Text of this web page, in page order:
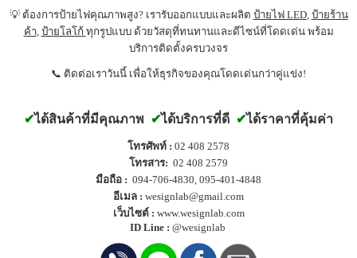
💡 ต้องการป้ายไฟคุณภาพสูง? เรารับออกแบบและผลิต ป้ายไฟ LED, ป้ายร้าน
ค้า, ป้ายโลโก้ ทุกรูปแบบ ด้วยวัสดุที่ทนทานและดีไซน์ที่โดดเด่น พร้อม
บริการติดตั้งครบวงจร
📞 ติดต่อเราวันนี้ เพื่อให้ธุรกิจของคุณโดดเด่นกว่าคู่แข่ง!
✔ได้สินค้าที่มีคุณภาพ ✔ได้บริการที่ดี ✔ได้ราคาที่คุ้มค่า
โทรศัพท์ : 02 408 2578
โทรสาร: 02 408 2579
มือถือ : 094-706-4830 095-401-4848
อีเมล : wesignlab@gmail.com
เว็บไซต์ : www.wesignlab.com
ID Line : @wesignlab